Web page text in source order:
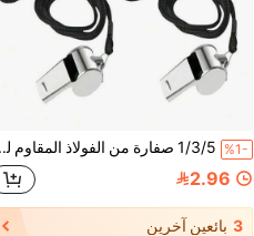
%1- 1/3/5 صفارة من
2.96
3 بائعين آخرين